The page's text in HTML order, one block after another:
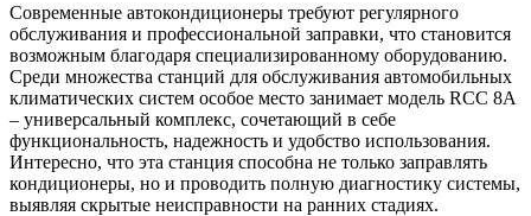
Современные автокондиционеры требуют регулярного
обслуживания и профессиональной заправки, что становится
возможным благодаря специализированному оборудованию.
Среди множества станций для обслуживания автомобильных
климатических систем особое место занимает модель RCC 8A
– универсальный комплекс, сочетающий в себе
функциональность, надежность и удобство использования.
Интересно, что эта станция способна не только заправлять
кондиционеры, но и проводить полную диагностику системы,
выявляя скрытые неисправности на ранних стадиях.